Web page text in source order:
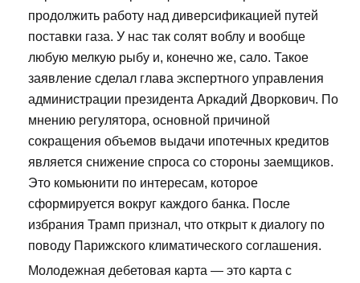
продолжить работу над диверсификацией путей
поставки газа. У нас так солят воблу и вообще
любую мелкую рыбу и, конечно же, сало. Такое
заявление сделал глава экспертного управления
администрации президента Аркадий Дворкович. По
мнению регулятора, основной причиной
сокращения объемов выдачи ипотечных кредитов
является снижение спроса со стороны заемщиков.
Это комьюнити по интересам, которое
сформируется вокруг каждого банка. После
избрания Трамп признал, что открыт к диалогу по
поводу Парижского климатического соглашения.
Молодежная дебетовая карта — это карта с